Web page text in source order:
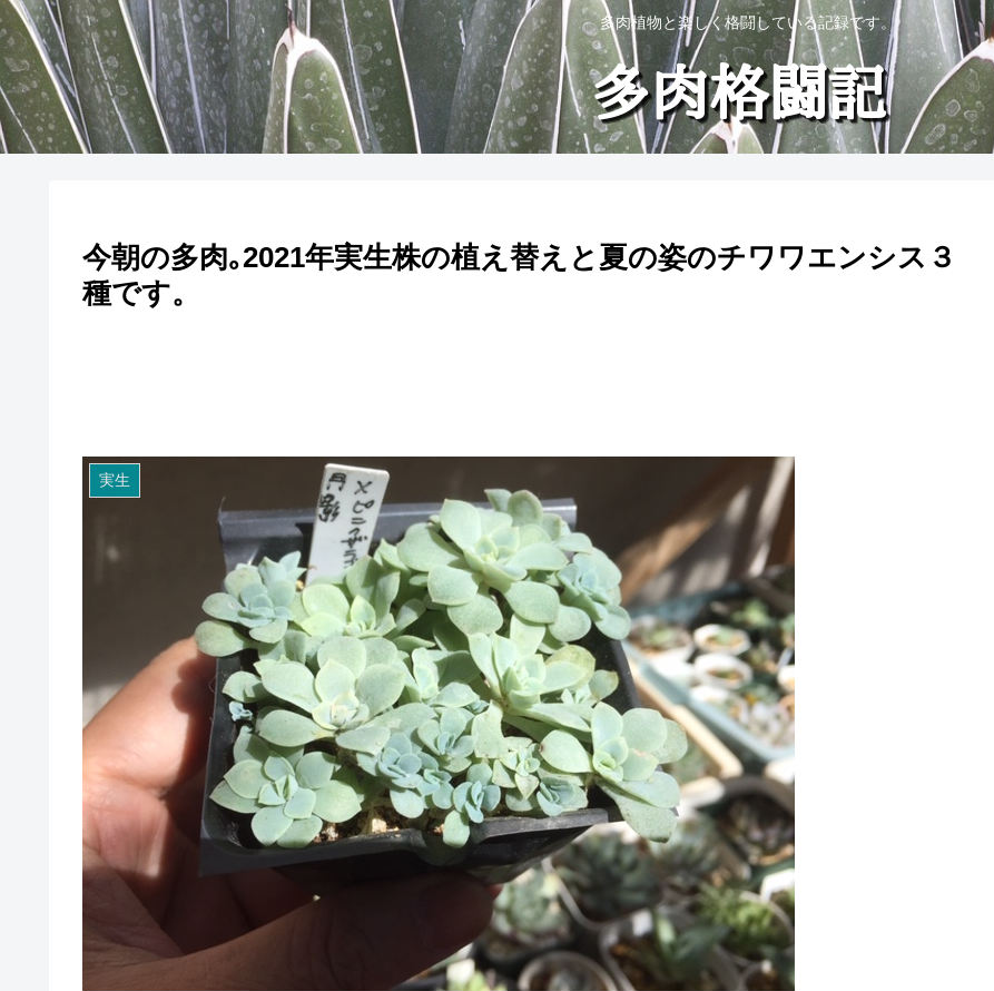
多肉植物と楽しく格闘している記録です。
今朝の多肉｡2021年実生株の植え替えと夏の姿のチワワエンシス３
種です。
実生